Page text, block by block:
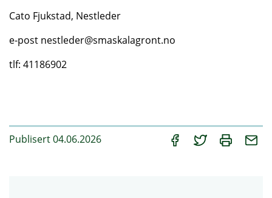
Cato Fjukstad, Nestleder
e-post nestleder@smaskalagront.no
tlf: 41186902
Publisert 04.06.2026